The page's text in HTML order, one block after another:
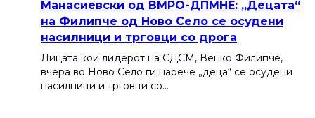
Манасиевски од ВМРО-ДПМНЕ: „Децата“
на Филипче од Ново Село се осудени
насилници и трговци со дрога
Лицата кои лидерот на СДСМ, Венко Филипче,
вчера во Ново Село ги нарече „деца“ се осудени
насилници и трговци со…